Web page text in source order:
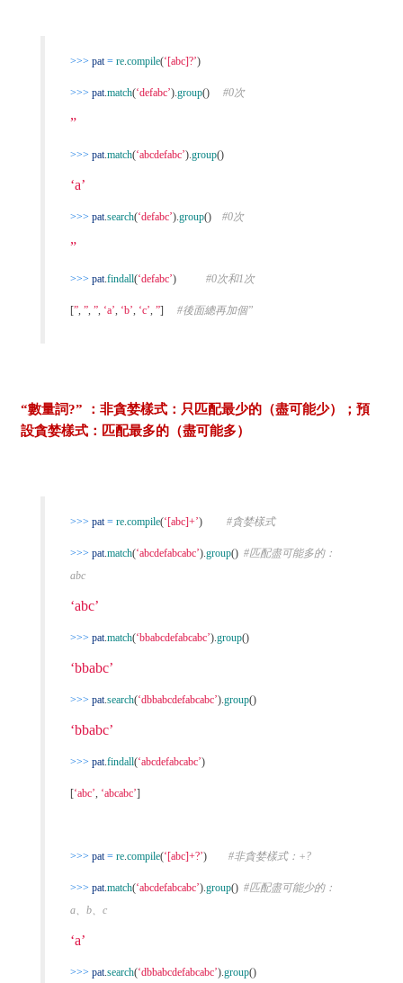
>>> pat= re.compile(‘[abc]?’)
>>> pat.match(‘defabc’).group() #0次
”
>>> pat.match(‘abcdefabc’).group()
‘a’
>>> pat.search(‘defabc’).group() #0次
”
>>> pat.findall(‘defabc’) #0次和1次
[”, ”, ”, ‘a’, ‘b’, ‘c’, ”] #後面總再加個”
“數量詞?” ：非貪婪樣式：只匹配最少的（盡可能少）；預
設貪婪樣式：匹配最多的（盡可能多）
>>> pat= re.compile(‘[abc]+’) #貪婪樣式
>>> pat.match(‘abcdefabcabc’).group() #匹配盡可能多的：
abc
‘abc’
>>> pat.match(‘bbabcdefabcabc’).group()
‘bbabc’
>>> pat.search(‘dbbabcdefabcabc’).group()
‘bbabc’
>>> pat.findall(‘abcdefabcabc’)
[‘abc’, ‘abcabc’]
>>> pat= re.compile(‘[abc]+?’) #非貪婪樣式：+?
>>> pat.match(‘abcdefabcabc’).group() #匹配盡可能少的：
a、b、c
‘a’
>>> pat.search(‘dbbabcdefabcabc’).group()